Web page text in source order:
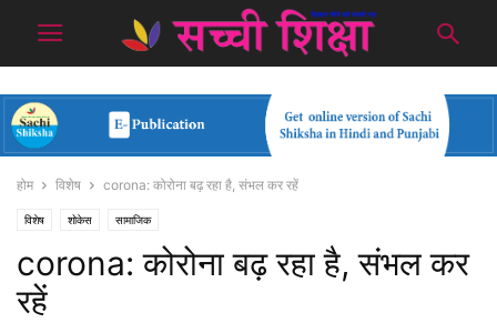
होम विशेष corona: कोरोना बढ़ रहा है, संभल कर रहें
विशेष शोकेस सामाजिक
corona: कोरोना बढ़ रहा है, संभल कर
रहें